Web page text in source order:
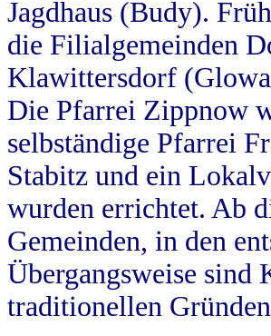
Jagdhaus (Budy).
die Filialgemeinden
Klawittersdorf
Die Pfarrei Zippnow
selbständige Pfarrei
Stabitz und ein
wurden errichtet. Ab
Gemeinden, in den
Übergangsweise sind
traditionellen